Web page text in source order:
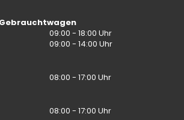
09:00 - 18:00 Uhr
09:00 - 14:00 Uhr
08:00 - 17:00 Uhr
08:00 - 17:00 Uhr